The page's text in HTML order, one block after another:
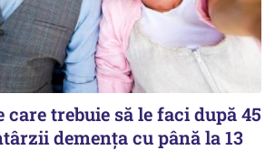
trebuie să le faci după 45
demența cu până la 13